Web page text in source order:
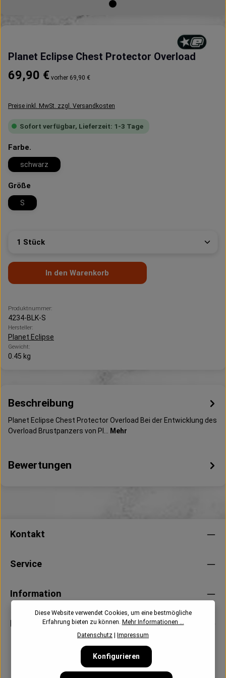
Planet Eclipse Chest Protector Overload
Regulärer Preis:
69,90 € vorher 69,90 €
Preise inkl. MwSt. zzgl. Versandkosten
Sofort verfügbar, Lieferzeit: 1-3 Tage
Farbe.
schwarz
Größe
S
Produkt Anzahl: Gib den gewünschten Wert ein
In den Warenkorb
Produktnummer:
4234-BLK-S
Hersteller:
Planet Eclipse
Gewicht:
0.45 kg
Beschreibung
Planet Eclipse Chest Protector Overload Bei der Entwicklung des
Overload Brustpanzers von Pl…
Mehr
Bewertungen
Kontakt
Service
Information
Newsletter
Diese Website verwendet Cookies, um eine bestmögliche
Erfahrung bieten zu können. Mehr Informationen ...
Datenschutz
Impressum
Konfigurieren